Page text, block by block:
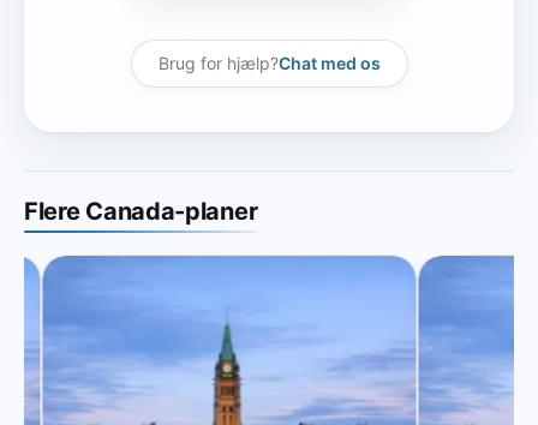
Brug for hjælp?Chat med os
Flere Canada-planer